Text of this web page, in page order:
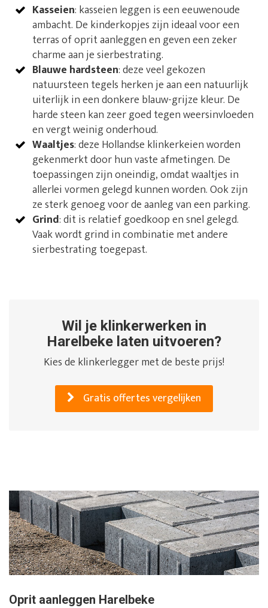
Kasseien: kasseien leggen is een eeuwenoude
ambacht. De kinderkopjes zijn ideaal voor een
terras of oprit aanleggen en geven een zeker
charme aan je sierbestrating.
Blauwe hardsteen: deze veel gekozen
natuursteen tegels herken je aan een natuurlijk
uiterlijk in een donkere blauw-grijze kleur. De
harde steen kan zeer goed tegen weersinvloeden
en vergt weinig onderhoud.
Waaltjes: deze Hollandse klinkerkeien worden
gekenmerkt door hun vaste afmetingen. De
toepassingen zijn oneindig, omdat waaltjes in
allerlei vormen gelegd kunnen worden. Ook zijn
ze sterk genoeg voor de aanleg van een parking.
Grind: dit is relatief goedkoop en snel gelegd.
Vaak wordt grind in combinatie met andere
sierbestrating toegepast.
Wil je klinkerwerken in
Harelbeke laten uitvoeren?
Kies de klinkerlegger met de beste prijs!
Gratis offertes vergelijken
Oprit aanleggen Harelbeke